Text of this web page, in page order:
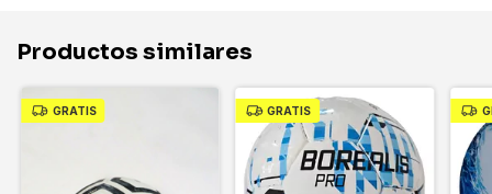
Productos similares
GRATIS GRATIS